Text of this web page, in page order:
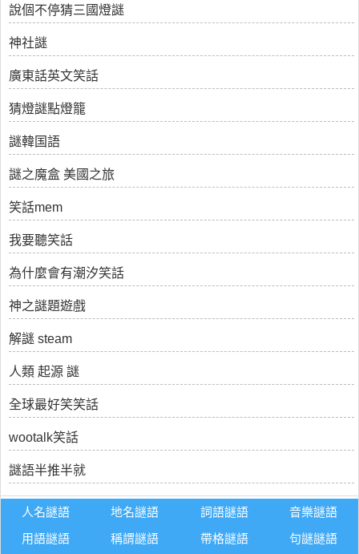
說個不停猜三國燈謎
神社謎
廣東話英文笑話
猜燈謎點燈籠
謎韓国語
謎之魔盒 美國之旅
笑話mem
我要聽笑話
為什麼會有潮汐笑話
神之謎題遊戲
解謎 steam
人類 起源 謎
全球最好笑笑話
wootalk笑話
謎語半推半就
人名謎語 地名謎語 詞語謎語
音樂謎語
用語謎語
稱謂謎語 帶格謎語 句謎謎語